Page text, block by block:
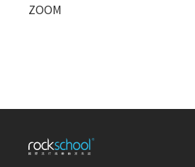
ZOOM